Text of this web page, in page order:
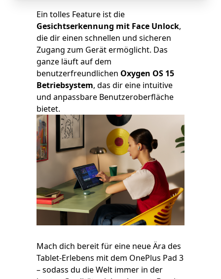
Ein tolles Feature ist die
Gesichtserkennung mit Face Unlock,
die dir einen schnellen und sicheren
Zugang zum Gerät ermöglicht. Das
ganze läuft auf dem
benutzerfreundlichen Oxygen OS 15
Betriebsystem, das dir eine intuitive
und anpassbare Benutzeroberfläche
bietet.
Mach dich bereit für eine neue Ära des
Tablet-Erlebens mit dem OnePlus Pad 3
– sodass du die Welt immer in der